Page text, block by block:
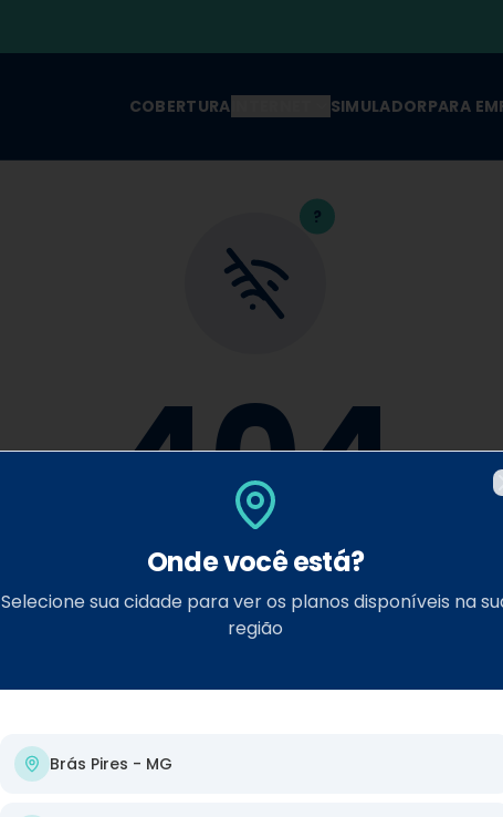
COBERTURA SIMULADORPARA
?
404
Ops! Página não encontrada
Parece que você tentou acessar uma página que
conexão continua estável!
Voltar ao Início
Onde você está?
Selecione sua cidade para ver os planos disponíveis na
região
Brás Pires - MG